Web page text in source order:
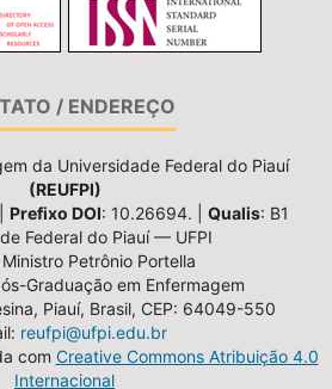
/ ENDEREÇO
da Universidade Federal do Piauí
(REUFPI)
Prefixo DOI: 10.26694. | Qualis: B1
Federal do Piauí — UFPI
Petrônio Portella
Graduação em Enfermagem
Piauí, Brasil, CEP: 64049-550
reufpi@ufpi.edu.br
com Creative Commons Atribuição 4.0
Internacional